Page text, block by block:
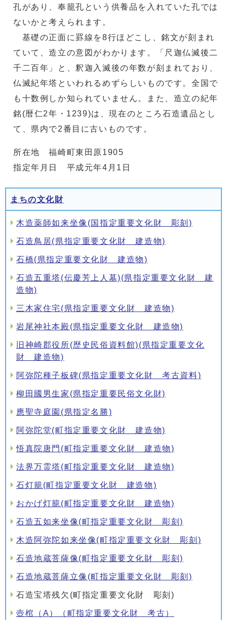
孔があり、奉籠孔という供養品を入れていた孔では
ないかと考えられます。
基礎の正面に罫線を8行ほどこし、銘文が刻まれ
ていて、造立の意図がわかります。「尺迦仏滅後二
千二百年」と、釈迦入滅後の年数が刻まれており、
仏滅紀年塔といわれるめずらしいものです。全国で
も十数例しか知られていません。また、造立の紀年
銘(暦仁2年・1239)は、現在のところ石造遺品とし
て、県内で2番目に古いものです。
所在地 福崎町東田原1905
指定年月日 平成元年4月1日
まちの文化財
木造薬師如来坐像(国指定重要文化財 彫刻)
石造鳥居(県指定重要文化財 建造物)
石橋(県指定重要文化財 建造物)
石造五重塔(伝慶芳上人墓)(県指定重要文化財 建
造物)
三木家住宅(県指定重要文化財 建造物)
岩尾神社本殿(県指定重要文化財 建造物)
旧神崎郡役所(歴史民俗資料館)(県指定重要文化
財 建造物)
阿弥陀種子板碑(県指定重要文化財 考古資料)
柳田國男生家(県指定重要民俗文化財)
應聖寺庭園(県指定名勝)
阿弥陀堂(町指定重要文化財 建造物)
悟真院唐門(町指定重要文化財 建造物)
法界万霊塔(町指定重要文化財 建造物)
石灯籠(町指定重要文化財 建造物)
おかげ灯籠(町指定重要文化財 建造物)
石造五如来坐像(町指定重要文化財 彫刻)
木造阿弥陀如来坐像(町指定重要文化財 彫刻)
石造地蔵菩薩像(町指定重要文化財 彫刻)
石造地蔵菩薩立像(町指定重要文化財 彫刻)
石造宝塔残欠(町指定重要文化財 彫刻)
壺棺（A）（町指定重要文化財 考古）